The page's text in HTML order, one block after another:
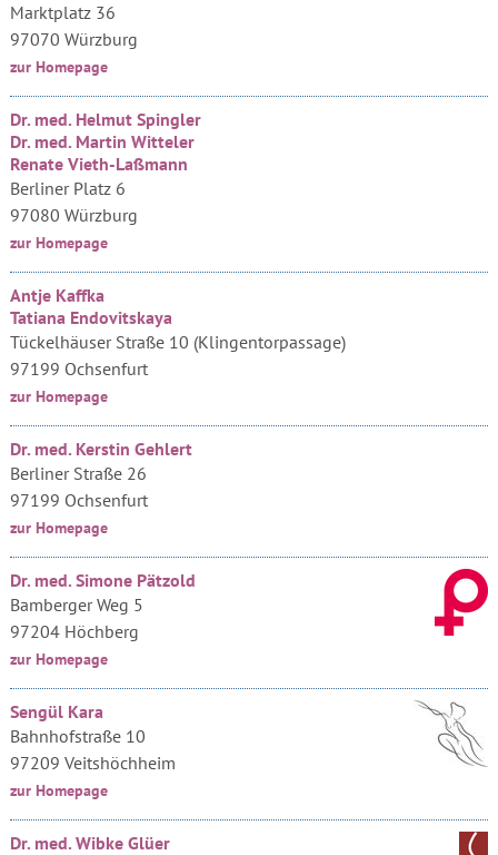
Marktplatz 36
97070 Würzburg
zur Homepage
Dr. med. Helmut Spingler
Dr. med. Martin Witteler
Renate Vieth-Laßmann
Berliner Platz 6
97080 Würzburg
zur Homepage
Antje Kaffka
Tatiana Endovitskaya
Tückelhäuser Straße 10 (Klingentorpassage)
97199 Ochsenfurt
zur Homepage
Dr. med. Kerstin Gehlert
Berliner Straße 26
97199 Ochsenfurt
zur Homepage
Dr. med. Simone Pätzold
Bamberger Weg 5
97204 Höchberg
zur Homepage
Sengül Kara
Bahnhofstraße 10
97209 Veitshöchheim
zur Homepage
Dr. med. Wibke Glüer